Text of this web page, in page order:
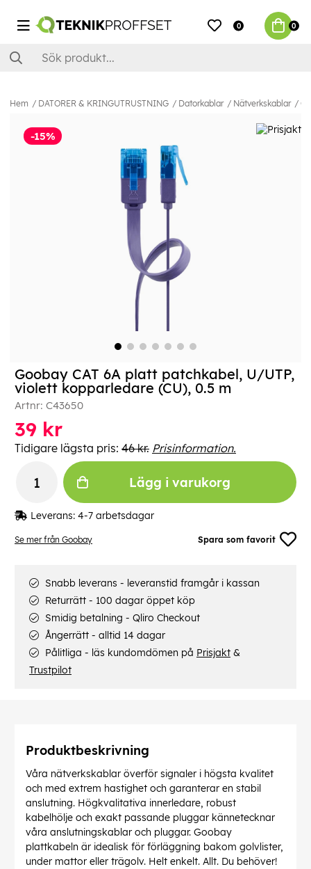
0 0
Hem DATORER & KRINGUTRUSTNING Datorkablar Nätverkskablar
-15%
Se mer från Goobay Spara som favorit
Goobay CAT 6A platt patchkabel, U/UTP,
violett kopparledare (CU), 0.5 m
Artnr: C43650
39 kr
Tidigare lägsta pris: 46 kr. Prisinformation.
Lägg i varukorg
Leverans: 4-7 arbetsdagar
Snabb leverans - leveranstid framgår i kassan
Returrätt - 100 dagar öppet köp
Smidig betalning - Qliro Checkout
Ångerrätt - alltid 14 dagar
Pålitliga - läs kundomdömen på Prisjakt &
Trustpilot
Produktbeskrivning
Våra nätverkskablar överför signaler i högsta kvalitet
och med extrem hastighet och garanterar en stabil
anslutning. Högkvalitativa innerledare, robust
kabelhölje och exakt passande pluggar kännetecknar
våra anslutningskablar och pluggar. Goobay
plattkabeln är idealisk för förläggning bakom golvlister,
under mattor eller trägolv. Helt enkelt. Allt. Du behöver!